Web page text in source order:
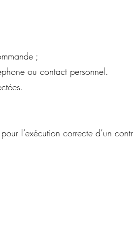
;
ou contact personnel.
l’exécution correcte d’un